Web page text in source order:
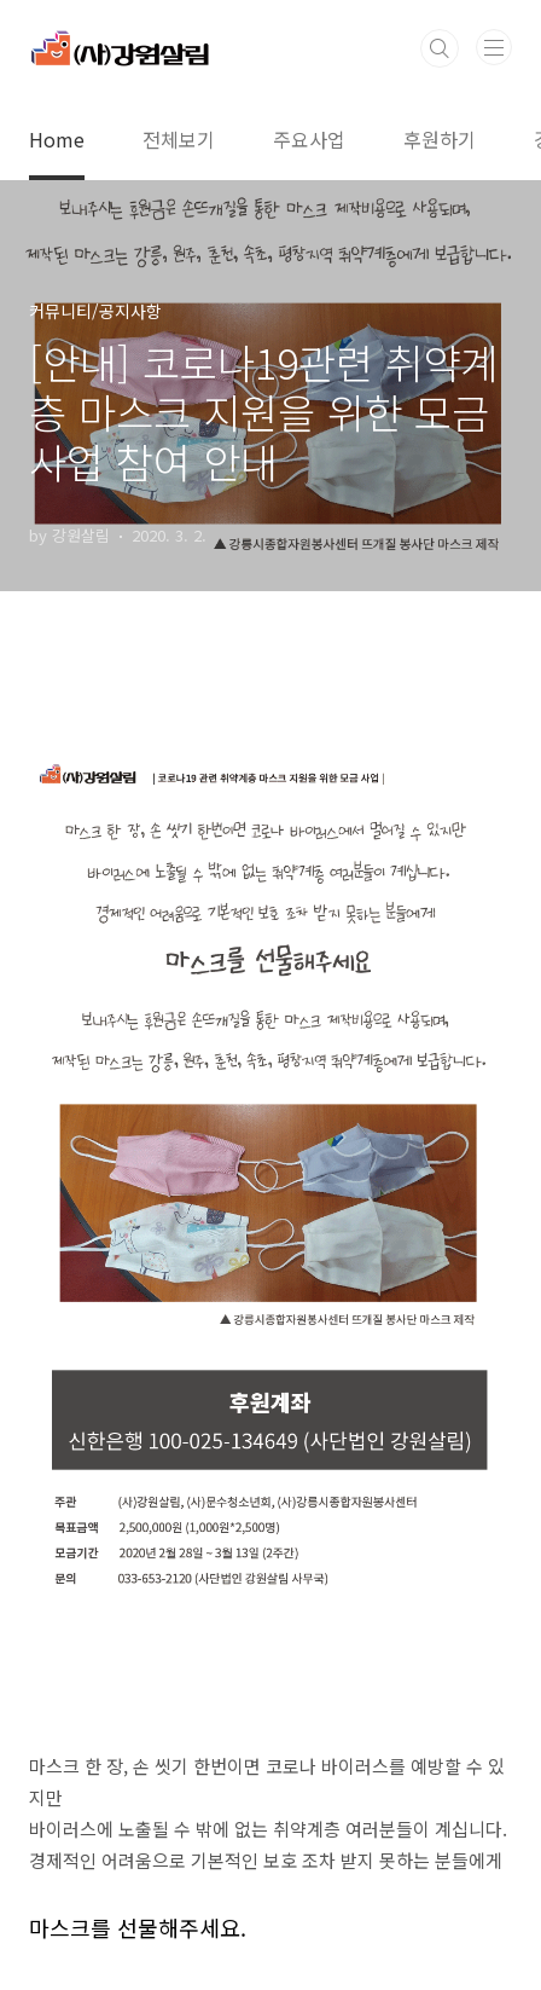
Home 전체보기 주요사업 후원하기
커뮤니티/공지사항
[안내] 코로나19관련 취약계
층 마스크 지원을 위한 모금
사업 참여 안내
by 강원살림 2020. 3. 2.
마스크 한 장, 손 씻기 한번이면 코로나 바이러스를 예방할 수 있
지만
바이러스에 노출될 수 밖에 없는 취약계층 여러분들이 계십니다.
경제적인 어려움으로 기본적인 보호 조차 받지 못하는 분들에게
마스크를 선물해주세요.